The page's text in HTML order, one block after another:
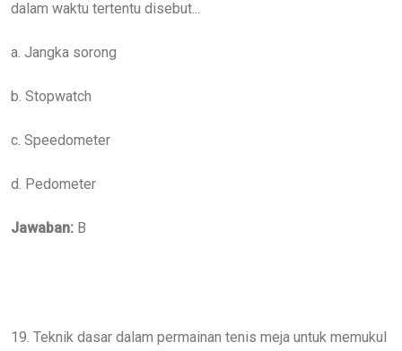
dalam waktu tertentu disebut...
a. Jangka sorong
b. Stopwatch
c. Speedometer
d. Pedometer
Jawaban: B
19. Teknik dasar dalam permainan tenis meja untuk memukul